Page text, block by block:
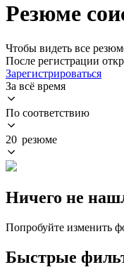
Резюме
Чтобы видеть все
После регистрации
Зарегистрироваться
За всё время
По соответствию
20 резюме
Ничего не
Попробуйте изменить
Быстрые